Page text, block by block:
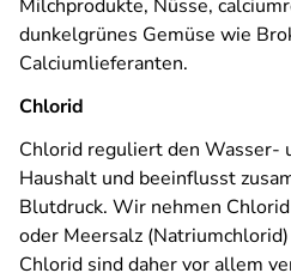
Milchprodukte, Nüsse,
dunkelgrünes Gemüse wie
Calciumlieferanten.
Chlorid
Chlorid reguliert den Wasser-
Haushalt und beeinflusst
Blutdruck. Wir nehmen
oder Meersalz
Chlorid sind daher vor allem